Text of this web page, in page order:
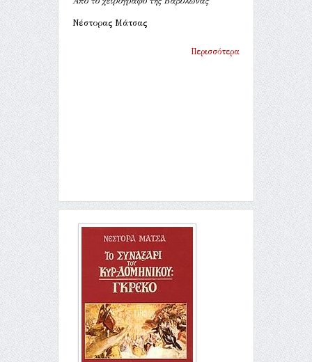
Νέστορας Μάτσας
Περισσότερα